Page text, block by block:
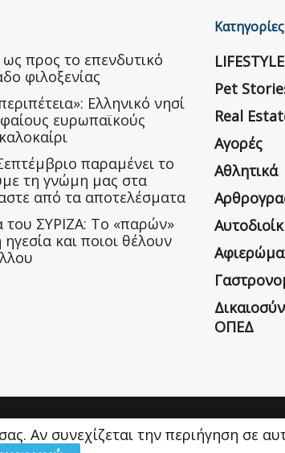
προς το επενδυτικό
φιλοξενίας
Ελληνικό νησί
ευρωπαϊκούς
παραμένει το
τη γνώμη μας στα
από τα αποτελέσματα
του ΣΥΡΙΖΑ: Το «παρών»
και ποιοι θέλουν
Κατηγορίες
LIFESTYLE
Pet
Real
Αγορές
Αθλητικά
ΟΠΕΔ
Αν συνεχίζεται την περιήγηση σε